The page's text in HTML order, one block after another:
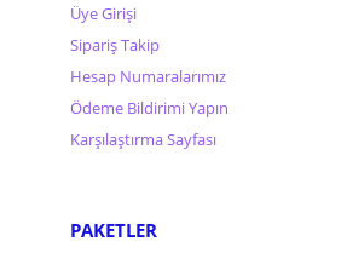
Üye Girişi
Sipariş Takip
Hesap Numaralarımız
Ödeme Bildirimi Yapın
Karşılaştırma Sayfası
PAKETLER